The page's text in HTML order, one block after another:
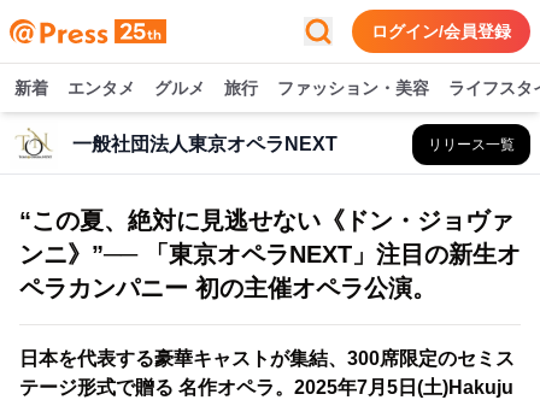
ログイン/会員登録
新着 エンタメ グルメ 旅行 ファッション・美容 ライフスタ
一般社団法人東京オペラNEXT リリース一覧
“この夏、絶対に見逃せない《ドン・ジョヴァ
ンニ》”── 「東京オペラNEXT」注目の新生オ
ペラカンパニー 初の主催オペラ公演。
日本を代表する豪華キャストが集結、300席限定のセミス
テージ形式で贈る 名作オペラ。2025年7月5日(土)Hakuju